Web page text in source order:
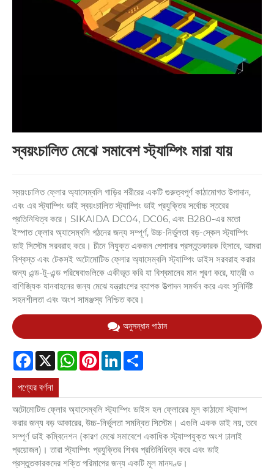
স্বয়ংচালিত মেঝে সমাবেশ স্ট্যাম্পিং মারা যায়
স্বয়ংচালিত ফ্লোর অ্যাসেম্বলি গাড়ির শরীরের একটি গুরুত্বপূর্ণ কাঠামোগত উপাদান,
এবং এর স্ট্যাম্পিং ডাই স্বয়ংচালিত স্ট্যাম্পিং ডাই প্রযুক্তির সর্বোচ্চ স্তরের
প্রতিনিধিত্ব করে। SIKAIDA DC04, DC06, এবং B280-এর মতো
ইস্পাত ফ্লোর অ্যাসেম্বলি গঠনের জন্য সম্পূর্ণ, উচ্চ-নির্ভুলতা বড়-স্কেল স্ট্যাম্পিং
ডাই সিস্টেম সরবরাহ করে। চীনে নিযুক্ত একজন পেশাদার প্রস্তুতকারক হিসাবে, আমরা
বিশ্বস্ত এবং টেকসই অটোমোটিভ ফ্লোর অ্যাসেম্বলি স্ট্যাম্পিং ডাইস সরবরাহ করার
জন্য এন্ড-টু-এন্ড পরিষেবাগুলিকে একীভূত করি যা বিশ্বমানের মান পূরণ করে, যাত্রী ও
বাণিজ্যিক যানবাহনের জন্য মেঝে যন্ত্রাংশের ব্যাপক উত্পাদন সমর্থন করে এবং সুনির্দিষ্ট
সহনশীলতা এবং অংশ সামঞ্জস্য নিশ্চিত করে।
অনুসন্ধান পাঠান
Facebook
X WhatsApp
PinterestLinkedIn
পণ্যের বর্ণনা
অটোমোটিভ ফ্লোর অ্যাসেম্বলি স্ট্যাম্পিং ডাইস হল ফ্লোরের মূল কাঠামো স্ট্যাম্প
করার জন্য বড় আকারের, উচ্চ-নির্ভুলতা সমন্বিত সিস্টেম। এগুলি একক ডাই নয়, তবে
সম্পূর্ণ ডাই কম্বিনেশন (কারণ মেঝে সমাবেশে একাধিক স্ট্যাম্পযুক্ত অংশ ঢালাই
প্রয়োজন)। তারা স্ট্যাম্পিং প্রযুক্তির শিখর প্রতিনিধিত্ব করে এবং ডাই
প্রস্তুতকারকদের শক্তি পরিমাপের জন্য একটি মূল মানদণ্ড।